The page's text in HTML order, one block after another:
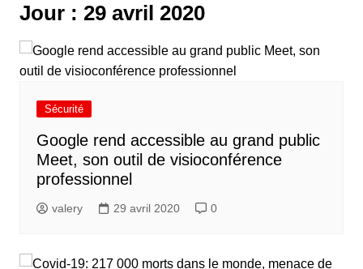
Jour : 29 avril 2020
Sécurité
Google rend accessible au grand public
Meet, son outil de visioconférence
professionnel
valery 29 avril 2020 0